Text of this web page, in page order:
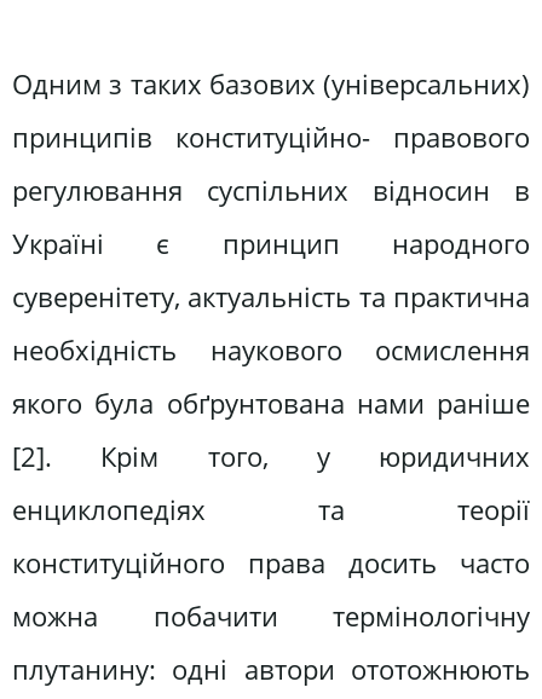
Одним з таких базових (універсальних)
принципів конституційно- правового
регулювання суспільних відносин в
Україні є принцип народного
суверенітету, актуальність та практична
необхідність наукового осмислення
якого була обґрунтована нами раніше
[2]. Крім того, у юридичних
енциклопедіях та теорії
конституційного права досить часто
можна побачити термінологічну
плутанину: одні автори ототожнюють